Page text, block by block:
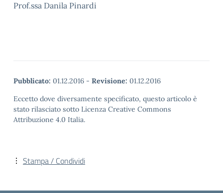
Prof.ssa Danila Pinardi
Pubblicato: 01.12.2016 - Revisione: 01.12.2016
Eccetto dove diversamente specificato, questo articolo è
stato rilasciato sotto Licenza Creative Commons
Attribuzione 4.0 Italia.
Stampa / Condividi